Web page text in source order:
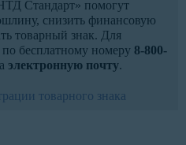
Стандарт» помогут
снизить финансовую
товарный знак. Для
по бесплатному номеру 8-800-
электронную почту.
товарного знака